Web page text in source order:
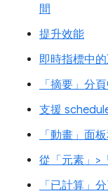
間
提升效能
即時指標中
「摘要」分
支援
「動畫」面
從「元素」>
「已計算」